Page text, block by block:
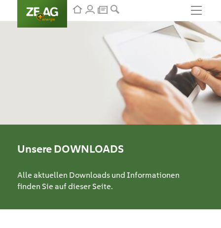
UnsereDOWNLOADS
Alle aktuellen Downloads und Informationen
finden Sie auf dieser Seite.